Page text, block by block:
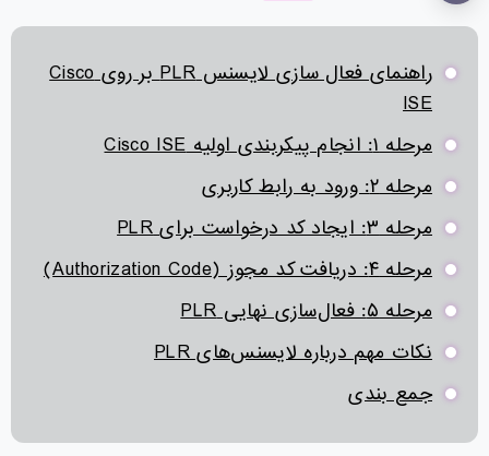
راهنمای فعال‌ سازی لایسنس PLR بر روی Cisco
ISE
مرحله ۱: انجام پیکربندی اولیه Cisco ISE
مرحله ۲: ورود به رابط کاربری
مرحله ۳: ایجاد کد درخواست برای PLR
مرحله ۴: دریافت کد مجوز (Authorization Code)
مرحله ۵: فعال‌سازی نهایی PLR
نکات مهم درباره لایسنس‌های PLR
جمع بندی